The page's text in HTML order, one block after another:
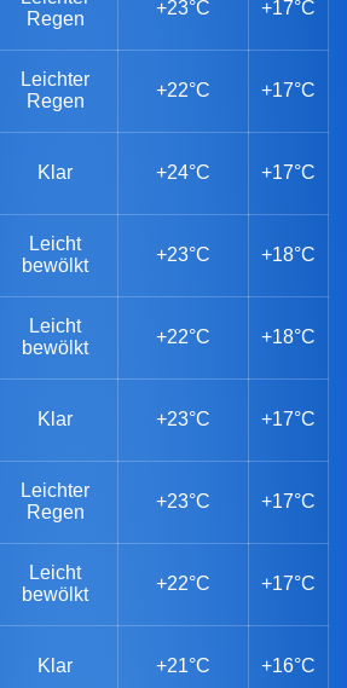
Regen
+23°C +17°C
Leichter
Regen
+22°C +17°C
Klar +24°C +17°C
Leicht
bewölkt
+23°C +18°C
Leicht
bewölkt
+22°C +18°C
Klar +23°C +17°C
Leichter
Regen
+23°C +17°C
Leicht
bewölkt
+22°C +17°C
Klar +21°C +16°C